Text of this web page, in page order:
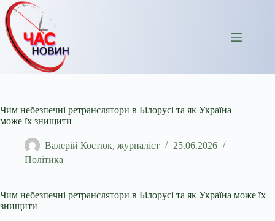
Перейти
до
вмісту
Чим небезпечні ретранслятори в Білорусі та як Україна
може їх знищити
Валерій Костюк, журналіст
25.06.2026
Політика
Чим небезпечні ретранслятори в Білорусі та як Україна може їх
знищити